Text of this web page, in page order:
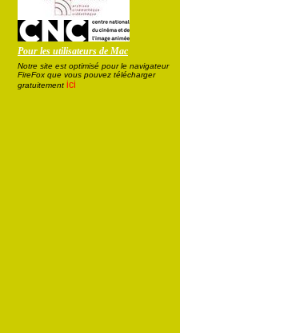
Pour les utilisateurs de Mac
Notre site est optimisé pour le navigateur
FireFox que vous pouvez télécharger
gratuitement ici